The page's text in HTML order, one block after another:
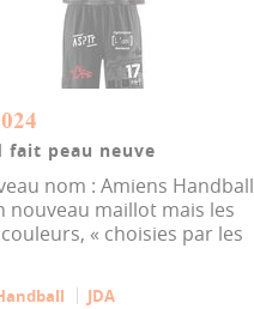
fait peau neuve
nom : Amiens Handball
nouveau maillot mais les
« choisies par les
JDA